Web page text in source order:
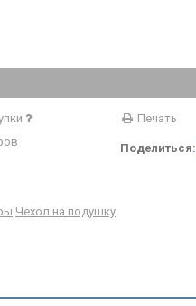
Печать
Поделиться:
Чехол на подушку